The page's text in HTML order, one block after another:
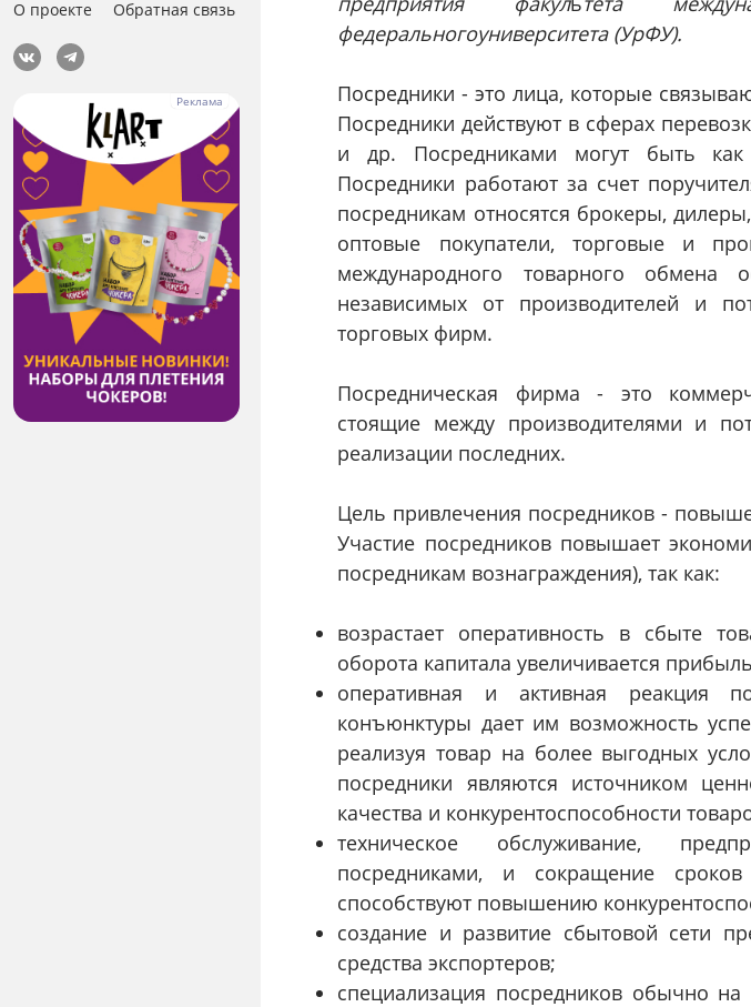
О проекте Обратная связь
федеральногоуниверситета (УpФУ).
Посредники - это лица, которые
Посредники действуют в сферах
и др. Посредниками могут быть
Посредники работают за счет
посредникам относятся брокеры,
оптовые покупатели, торговые и
международного товарного обмена
независимых от производителей и
торговых фирм.
Посредническая фирма - это
стоящие между производителями и
реализации последних.
Цель привлечения посредников -
Участие посредников повышает
посредникам вознаграждения), так как:
возрастает оперативность в сбыте
оборота капитала увеличивается
оперативная и активная реакция
конъюнктуры дает им возможность
реализуя товар на более выгодных
посредники являются источником
качества и конкурентоспособности
техническое обслуживание,
посредниками, и сокращение
способствуют повышению
создание и развитие сбытовой сети
средства экспортеров;
специализация посредников обычно